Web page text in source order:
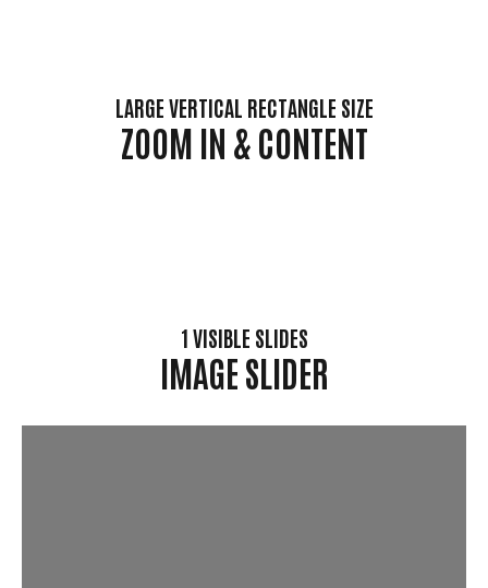
LARGE VERTICAL RECTANGLE SIZE
ZOOM IN & CONTENT
1 VISIBLE SLIDES
IMAGE SLIDER